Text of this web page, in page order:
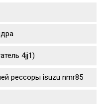
4jj1)
рессоры isuzu nmr85